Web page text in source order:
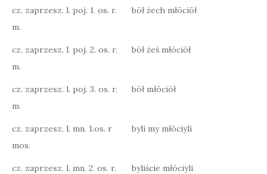
cz. zaprzesz. l. poj. 1. os. r.
m.
bōł żech młōciōł
cz. zaprzesz. l. poj. 2. os. r.
m.
bōł żeś młōciōł
cz. zaprzesz. l. poj. 3. os. r.
m.
bōł młōciōł
cz. zaprzesz. l. mn. 1.os. r
mos.
byli my młōciyli
cz. zaprzesz. l. mn. 2. os. r.
byliście młōciyli